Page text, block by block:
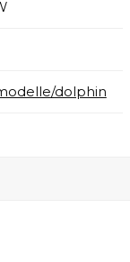
dolphin